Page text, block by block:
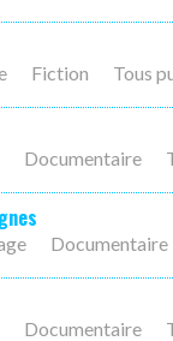
Fiction Tous
Documentaire
Documentaire
Documentaire